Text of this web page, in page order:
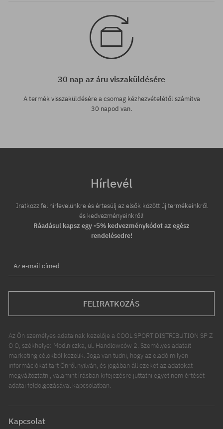
30 nap az áru viszaküldésére
A termék visszaküldésére a csomag kézhezvételétől számítva
30 napod van.
Hírlevél
Iratkozz fel hírlevelünkre és értesülj az elsők között új termékeinkről
és kedvezményeinkről!
Ráadásul kapsz egy -5% kedvezménykódot az egész
rendelésedre!
Az e-mail címed
FELIRATKOZÁS
Az Ön személyes adatainak kezelője a COOL SPORT DISTRIBUTION SP Z
O O, székhelye: Modlniczka, ul. Handlowców 2. Személyes adatait
marketing célokból kezelik. Joga van tudni, hogy az eladó milyen
információkat tart Önről nyilván, és jogában áll ezeket az adatokat
megváltoztatni, valamint írásban kifejezésre juttatni egyet nem értését
adatai feldolgozásával kapcsolatban.
Kapcsolat